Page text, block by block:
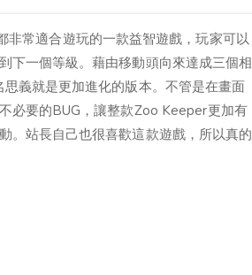
常適合遊玩的一款益智遊戲，玩家可以
下一個等級。藉由移動頭向來達成三個相
義就是更加進化的版本。不管是在畫面
必要的BUG，讓整款Zoo Keeper更加有
。站長自己也很喜歡這款遊戲，所以真的